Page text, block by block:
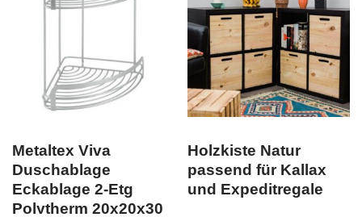
Metaltex Viva
Duschablage
Eckablage 2-Etg
Polytherm 20x20x30
Holzkiste Natur
passend für Kallax
und Expeditregale